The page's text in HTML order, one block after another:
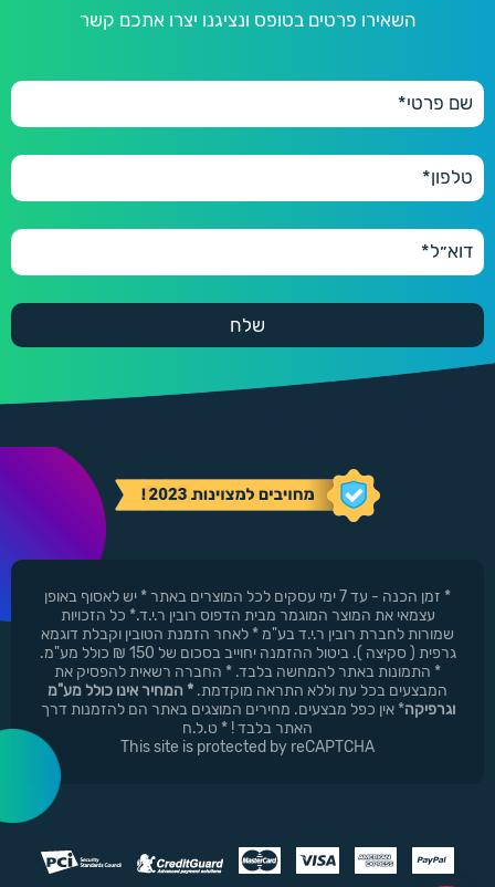
השאירו פרטים בטופס ונציגנו יצרו אתכם קשר
* זמן הכנה - עד 7 ימי עסקים לכל המוצרים באתר * יש לאסוף באופן
עצמאי את המוצר המוגמר מבית הדפוס רובין ר.י.ד.* כל הזכויות
שמורות לחברת רובין ר.י.ד בע"מ * לאחר הזמנת הטובין וקבלת דוגמא
גרפית ( סקיצה ). ביטול ההזמנה יחוייב בסכום של 150 ₪ כולל מע"מ.
* התמונות באתר להמחשה בלבד. * החברה רשאית להפסיק את
המבצעים בכל עת וללא התראה מוקדמת. * המחיר אינו כולל מע"מ
וגרפיקה* אין כפל מבצעים. מחירים המוצגים באתר הם להזמנות דרך
האתר בלבד ! * ט.ל.ח
This site is protected by reCAPTCHA